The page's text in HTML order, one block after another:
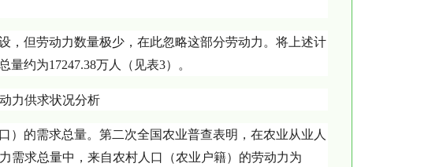
，但劳动力数量极少，在此忽略这部分劳动力。将上述计
约为17247.38万人（见表3）。
）的需求总量。第二次全国农业普查表明，在农业从业人
需求总量中，来自农村人口（农业户籍）的劳动力为